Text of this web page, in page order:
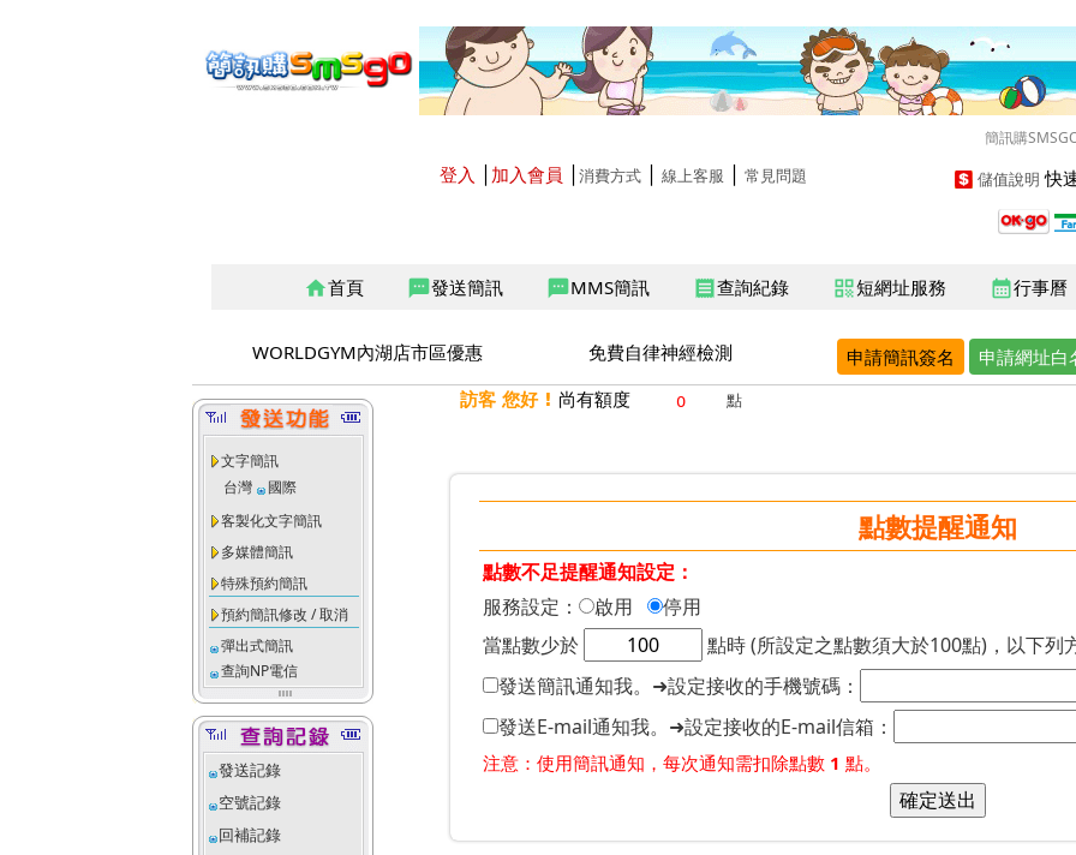
簡訊購
登入 加入會員 消費方式 線上客服 常見問題 儲值說明 快
home首頁 sms發送簡訊 smsMMS簡訊 receipt 查詢紀錄 qr_code短網址服務 calendar_month行事曆
WORLDGYM內湖店市區優惠 免費自律神經檢測 申請簡訊簽名 申請網址白
文字簡訊
台灣
國際
客製化文字簡訊
多媒體簡訊
特殊預約簡訊
預約簡訊修改 / 取消
彈出式簡訊
查詢NP電信
發送記錄
空號記錄
回補記錄
訪客 您好 ! 尚有額度 點
點數提醒通知
點數不足提醒通知設定：
服務設定： 啟用
停用
當點數少於
點時 (所設定之點數須大於100點)，以下列
發送簡訊通知我。➜設定接收的手機號碼：
發送E-mail通知我。➜設定接收的E-mail信箱：
注意：使用簡訊通知，每次通知需扣除點數 1 點。